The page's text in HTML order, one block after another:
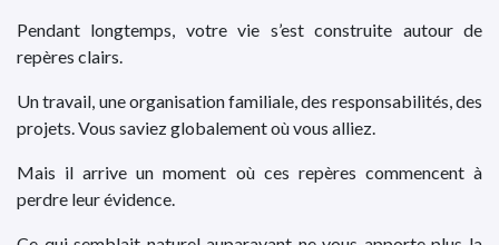
Pendant longtemps, votre vie s’est construite autour de
repères clairs.
Un travail, une organisation familiale, des responsabilités, des
projets. Vous saviez globalement où vous alliez.
Mais il arrive un moment où ces repères commencent à
perdre leur évidence.